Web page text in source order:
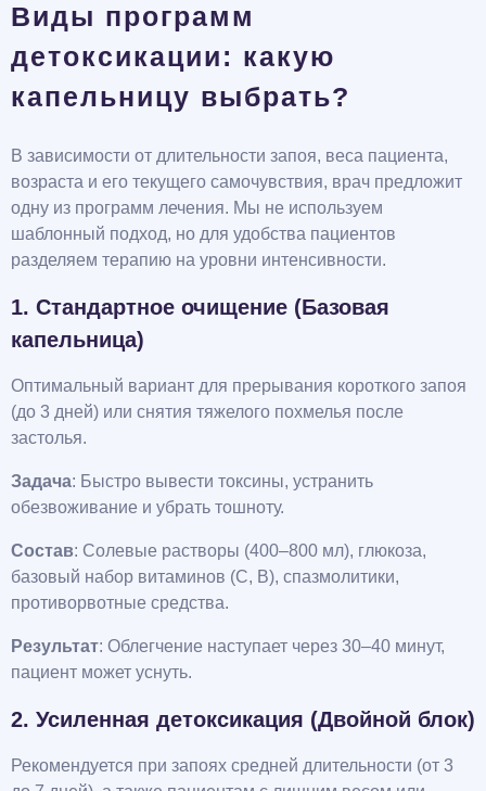
Виды программ
детоксикации: какую
капельницу выбрать?
В зависимости от длительности запоя, веса пациента,
возраста и его текущего самочувствия, врач предложит
одну из программ лечения. Мы не используем
шаблонный подход, но для удобства пациентов
разделяем терапию на уровни интенсивности.
1. Стандартное очищение (Базовая
капельница)
Оптимальный вариант для прерывания короткого запоя
(до 3 дней) или снятия тяжелого похмелья после
застолья.
Задача: Быстро вывести токсины, устранить
обезвоживание и убрать тошноту.
Состав: Солевые растворы (400–800 мл), глюкоза,
базовый набор витаминов (С, В), спазмолитики,
противорвотные средства.
Результат: Облегчение наступает через 30–40 минут,
пациент может уснуть.
2. Усиленная детоксикация (Двойной блок)
Рекомендуется при запоях средней длительности (от 3